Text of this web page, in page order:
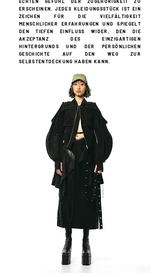
ERSCHEINEN. JEDES KLEIDUNGSSTÜCK IST EIN
ZEICHEN FÜR DIE VIELFÄLTIGKEIT
MENSCHLICHER ERFAHRUNGEN UND SPIEGELT
DEN TIEFEN EINFLUSS WIDER, DEN DIE
AKZEPTANZ DES EINZIGARTIGEN
HINTERGRUNDS UND DER PERSÖNLICHEN
GESCHICHTE AUF DEN WEG ZUR
SELBSTENTDECKUNG HABEN KANN.